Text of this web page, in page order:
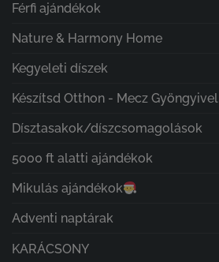
Férfi ajándékok
Nature & Harmony Home
Kegyeleti díszek
Készítsd Otthon - Mecz Gyöngyivel
Dísztasakok/díszcsomagolások
5000 ft alatti ajándékok
Mikulás ajándékok
Adventi naptárak
KARÁCSONY